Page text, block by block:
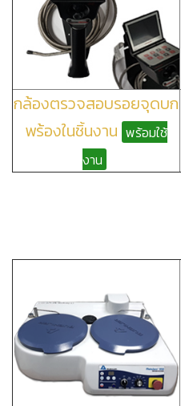
กล้องตรวจสอบรอยจุดบก
พร้องในชิ้นงาน พร้อมใช้
งาน